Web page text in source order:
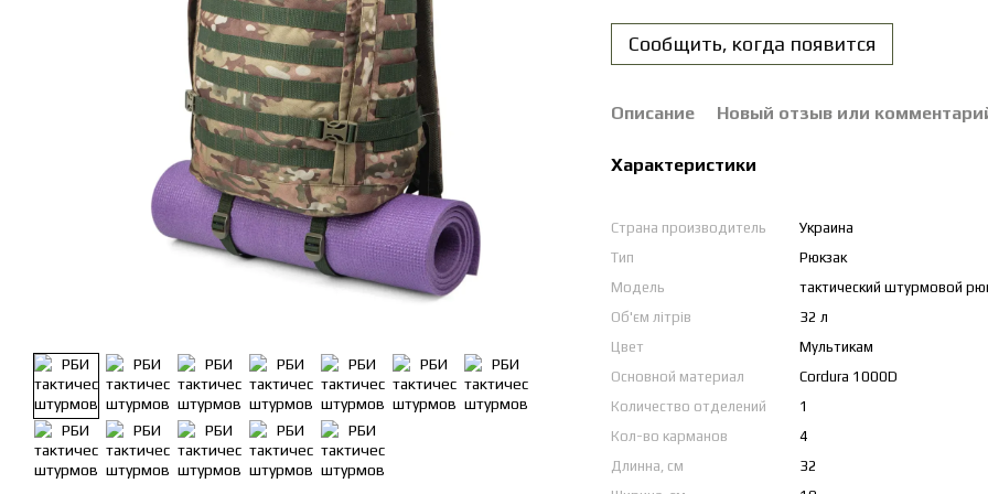
Сообщить, когда появится
Описание Новый отзыв или
Характеристики
Страна производитель
Украина
Тип
Рюкзак
Модель
тактический штурмовой
Об'єм літрів
32 л
Цвет
Мультикам
Основной материал
Cordura 1000D
Количество отделений
1
Кол-во карманов
4
Длинна, см
32